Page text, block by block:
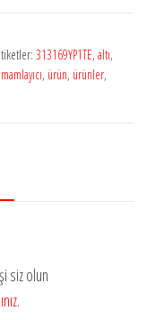
313169YP1TE, altı,
, ürün, ürünler,
siz olun
.